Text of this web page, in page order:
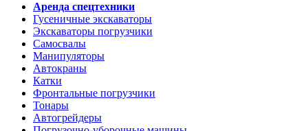
Аренда спецтехники
Гусеничные экскаваторы
Экскаваторы погрузчики
Самосвалы
Манипуляторы
Автокраны
Катки
Фронтальные погрузчики
Тонары
Автогрейдеры